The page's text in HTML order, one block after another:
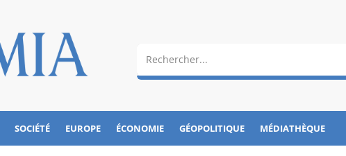
SOCIÉTÉ EUROPE ÉCONOMIE GÉOPOLITIQUE MÉDIATHÈQUE